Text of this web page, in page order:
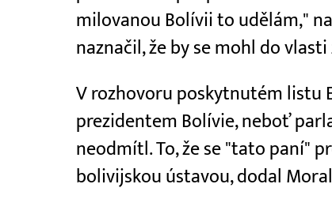
milovanou Bolívii to udělám,"
naznačil, že by se mohl do
V rozhovoru poskytnutém listu
prezidentem Bolívie, neboť
neodmítl. To, že se "tato paní"
bolivijskou ústavou, dodal